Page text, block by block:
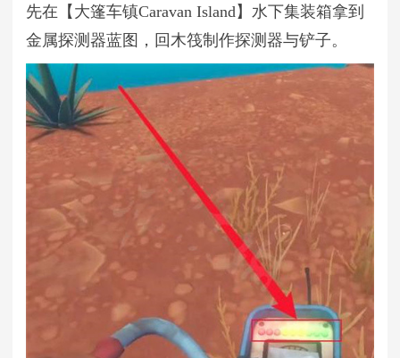
先在【大篷车镇Caravan Island】水下集装箱拿到
金属探测器蓝图，回木筏制作探测器与铲子。